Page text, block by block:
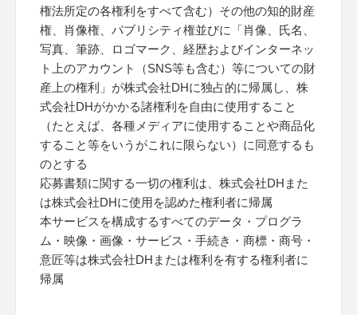
権法所定の各権利をすべて含む）その他の知的財産
権、肖像権、パブリシティ権並びに「肖像、氏名、
写真、筆跡、ロゴマーク、経歴およびインターネッ
ト上のアカウント（SNS等も含む）等についての財
産上の権利」が株式会社DHに独占的に帰属し、株
式会社DHがかかる諸権利を自由に使用すること
（たとえば、各種メディアに使用することや商品化
すること等をいうがこれに限らない）に同意するも
のとする
応募書類に関する一切の権利は、株式会社DHまた
は株式会社DHに使用を認めた権利者に帰属
本サービスを構成するすべてのデータ・プログラ
ム・映像・画像・サービス・手続き・商標・商号・
意匠等は株式会社DHまたは権利を有する権利者に
帰属